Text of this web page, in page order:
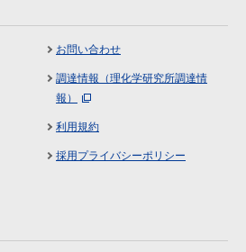
お問い合わせ
調達情報（理化学研究所調達情
報）
利用規約
採用プライバシーポリシー